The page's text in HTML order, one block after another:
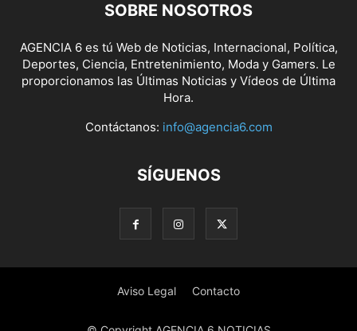
SOBRE NOSOTROS
AGENCIA 6 es tú Web de Noticias, Internacional, Política,
Deportes, Ciencia, Entretenimiento, Moda y Gamers. Le
proporcionamos las Últimas Noticias y Vídeos de Última
Hora.
Contáctanos: info@agencia6.com
SÍGUENOS
Aviso Legal Contacto